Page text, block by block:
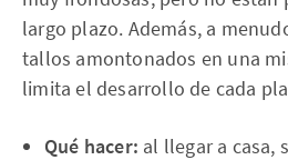
largo plazo. Además, a
tallos amontonados en una
limita el desarrollo de cada
Qué hacer: al llegar a casa,